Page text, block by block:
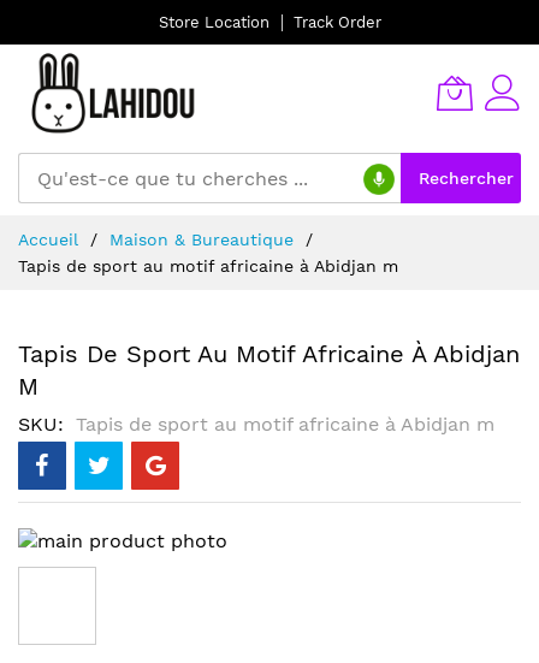
Store Location Track Order
Rechercher
au
contenu
Accueil
Maison & Bureautique
Tapis de sport au motif africaine à Abidjan m
Tapis De Sport Au Motif Africaine À Abidjan
M
SKU Tapis de sport au motif africaine à Abidjan m
Skip
to
of